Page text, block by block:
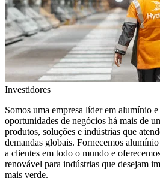
Investidores
Somos uma empresa líder em alumínio
oportunidades de negócios há mais de
produtos, soluções e indústrias que
demandas globais. Fornecemos
a clientes em todo o mundo e
renovável para indústrias que desejam
mais verde.